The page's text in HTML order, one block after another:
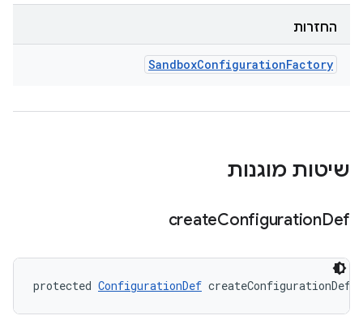
החזרות
SandboxConfigurationFactory
שיטות מוגנות
createConfigurationDef
protected ConfigurationDef createConfigurationDef